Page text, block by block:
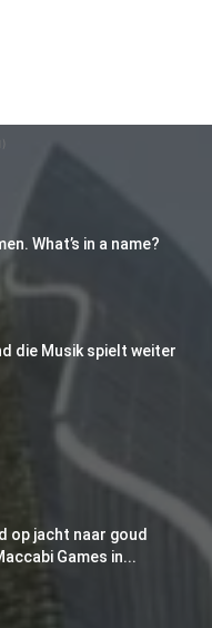
What’s in a name?
die Musik spielt weiter
op jacht naar goud
Games in...